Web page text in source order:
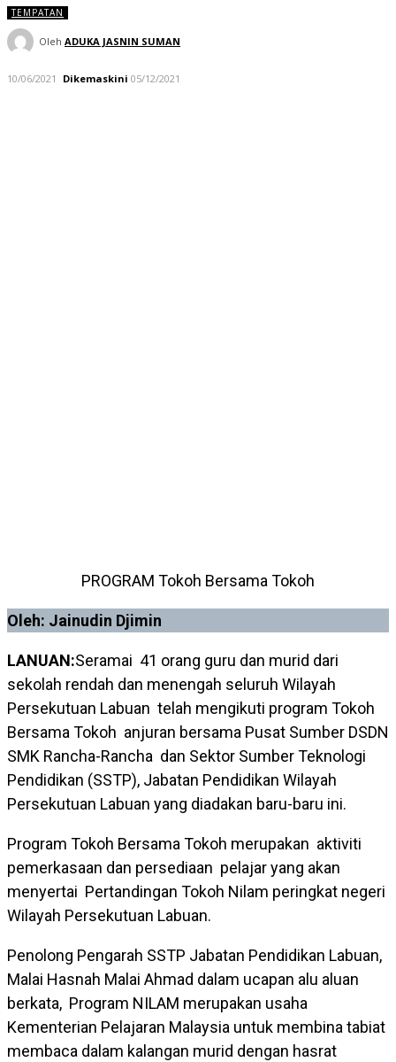
TEMPATAN
Oleh ADUKA JASNIN SUMAN
10/06/2021 Dikemaskini 05/12/2021
PROGRAM Tokoh Bersama Tokoh
Oleh: Jainudin Djimin
LANUAN:Seramai 41 orang guru dan murid dari
sekolah rendah dan menengah seluruh Wilayah
Persekutuan Labuan telah mengikuti program Tokoh
Bersama Tokoh anjuran bersama Pusat Sumber DSDN
SMK Rancha-Rancha dan Sektor Sumber Teknologi
Pendidikan (SSTP), Jabatan Pendidikan Wilayah
Persekutuan Labuan yang diadakan baru-baru ini.
Program Tokoh Bersama Tokoh merupakan aktiviti
pemerkasaan dan persediaan pelajar yang akan
menyertai Pertandingan Tokoh Nilam peringkat negeri
Wilayah Persekutuan Labuan.
Penolong Pengarah SSTP Jabatan Pendidikan Labuan,
Malai Hasnah Malai Ahmad dalam ucapan alu aluan
berkata, Program NILAM merupakan usaha
Kementerian Pelajaran Malaysia untuk membina tabiat
membaca dalam kalangan murid dengan hasrat